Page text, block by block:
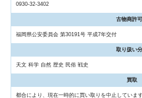
0930-32-3402
古物商許
福岡県公安委員会 第30191号 平成7年交付
取り扱い
天文 科学 自然 歴史 民俗 戦史
買取
都合により、現在一時的に買い取りを中止していま